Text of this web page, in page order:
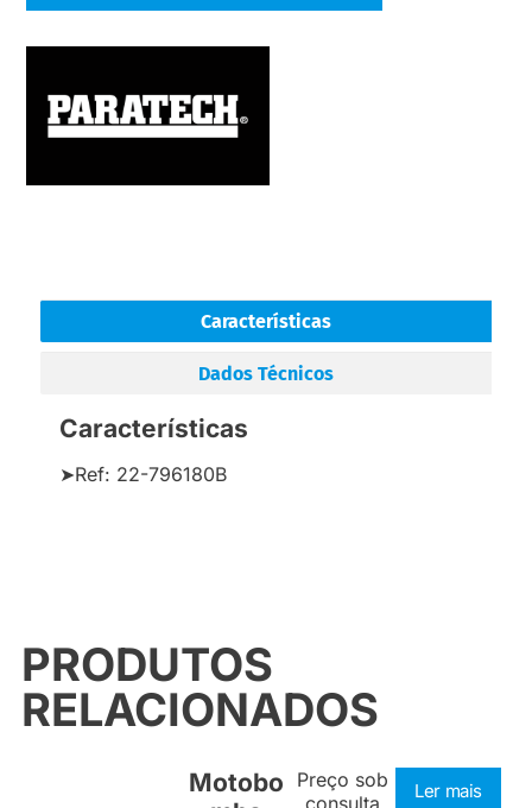
Características
Dados Técnicos
Características
➤Ref: 22-796180B
PRODUTOS
RELACIONADOS
Motobo
Preço sob
consulta
Ler mais